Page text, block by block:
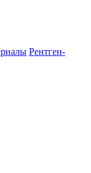
Рентген-